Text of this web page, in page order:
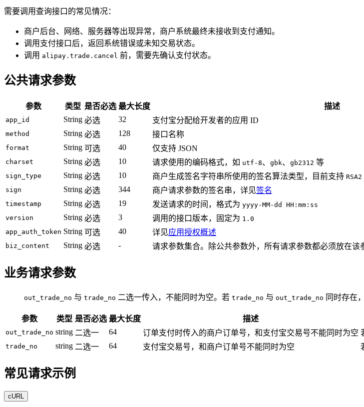
需要调用查询接口的常见情况：
商户后台、网络、服务器等出现异常，商户系统最终未接收到支付通知。
调用支付接口后，返回系统错误或未知交易状态。
调用 alipay.trade.cancel 前，需要先确认支付状态。
公共请求参数
参数 类型 是否必选 最大长度 描述
app_id String 必选 32 支付宝分配给开发者的应用 ID
method
String 必选 128 接口名称
format
String 可选 40 仅支持 JSON
charset
String 必选 10 请求使用的编码格式，如 utf-8、 gbk、 gb2312 等
sign_type
String 必选 10 商户生成签名字符串所使用的签名算法类型，目前支持 RSA2
sign
String 必选 344 商户请求参数的签名串，详见签名
timestamp String 必选 19 发送请求的时间，格式为 yyyy-MM-dd HH:mm:ss
version
String 必选 3 调用的接口版本，固定为 1.0
app_auth_token String 可选 40 详见应用授权概述
biz_content String 必选 - 请求参数集合。除公共参数外，所有请求参数都必须放在
业务请求参数
out_trade_no 与 trade_no 二选一传入，不能同时为空。若 trade_no 与 out_trade_no 同时存在
参数 类型 是否必选 最大长度 描述
out_trade_no string 二选一 64 订单支付时传入的商户订单号，和支付宝交易号不能同时为空
trade_no
string 二选一 64 支付宝交易号，和商户订单号不能同时为空
常见请求示例
cURL